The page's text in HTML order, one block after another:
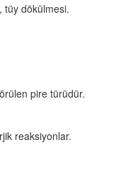
tüy dökülmesi.
pire türüdür.
reaksiyonlar.